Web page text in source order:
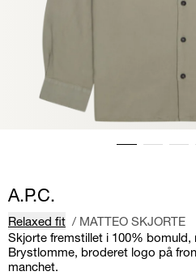
A.P.C.
Relaxed fit / MATTEO SKJORTE
Skjorte fremstillet i 100%
Brystlomme, broderet logo på
manchet.